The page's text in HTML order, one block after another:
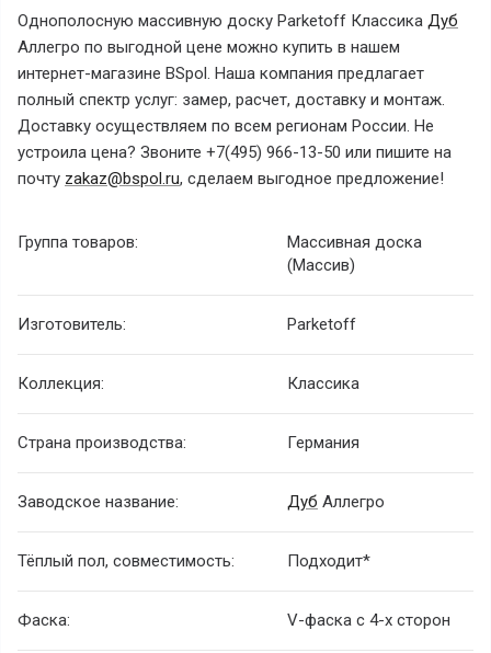
Однополосную массивную доску Parketoff Классика Дуб
Аллегро по выгодной цене можно купить в нашем
интернет-магазине BSpol. Наша компания предлагает
полный спектр услуг: замер, расчет, доставку и монтаж.
Доставку осуществляем по всем регионам России. Не
устроила цена? Звоните +7(495) 966-13-50 или пишите на
почту zakaz@bspol.ru, сделаем выгодное предложение!
Группа товаров:
Массивная доска
(Массив)
Изготовитель: Parketoff
Коллекция: Классика
Страна производства: Германия
Заводское название: Дуб Аллегро
Тёплый пол, совместимость: Подходит*
Фаска: V-фаска с 4-х сторон